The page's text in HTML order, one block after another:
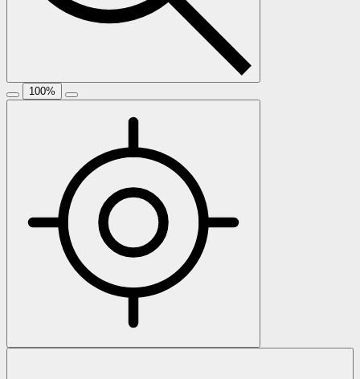
100%